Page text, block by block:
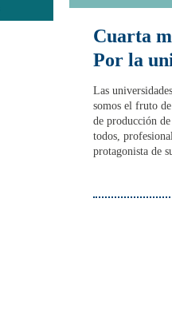
Cuarta
Por la
Las
somos el fruto
de producción
todos,
protagonista de